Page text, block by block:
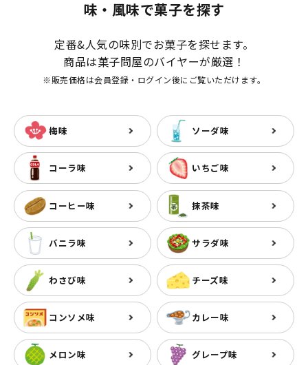
味・風味で菓子を探す
定番&人気の味別でお菓子を探せます。
商品は菓子問屋のバイヤーが厳選！
※販売価格は会員登録・ログイン後にご覧いただけます。
梅味 ソーダ味
コーラ味 いちご味
コーヒー味 抹茶味
バニラ味 サラダ味
わさび味 チーズ味
コンソメ味 カレー味
メロン味 グレープ味